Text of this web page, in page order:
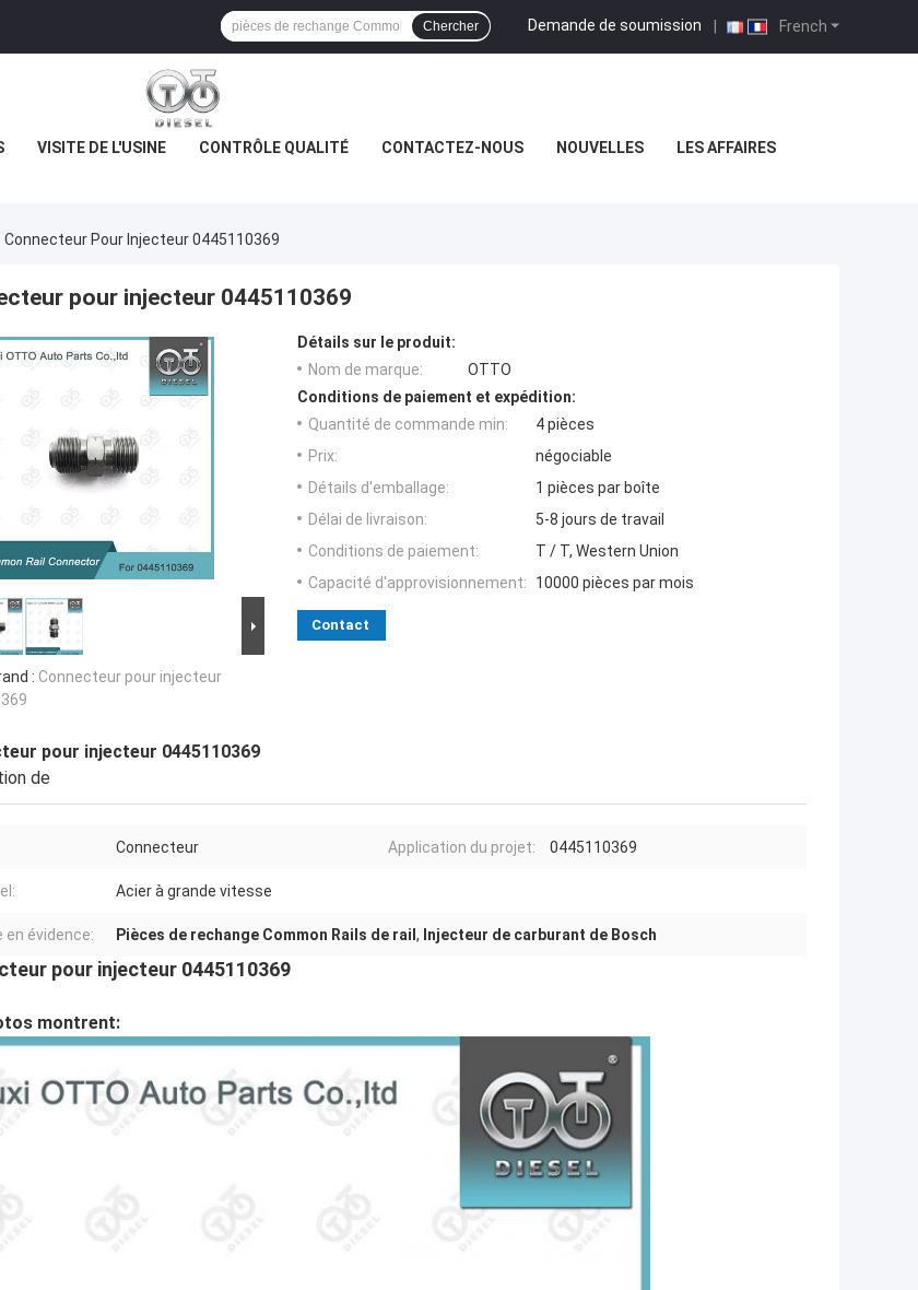
French
Demande de soumission |
Chercher
VISITE DE L'USINE CONTRÔLE QUALITÉ CONTACTEZ-NOUS NOUVELLES LES AFFAIRES
Connecteur Pour Injecteur 0445110369
pour injecteur 0445110369
: Connecteur pour injecteur
Détails sur le produit:
Nom de marque:
OTTO
Conditions de paiement et expédition:
Quantité de commande min:
4 pièces
Prix:
négociable
Détails d'emballage:
1 pièces par boîte
Délai de livraison:
5-8 jours de travail
Conditions de paiement:
T / T, Western Union
Capacité d'approvisionnement:
10000 pièces par mois
Contact
pour injecteur 0445110369
de
Connecteur Application du projet: 0445110369
Acier à grande vitesse
en évidence: Pièces de rechange Common Rails de rail , Injecteur de carburant de Bosch
pour injecteur 0445110369
montrent: